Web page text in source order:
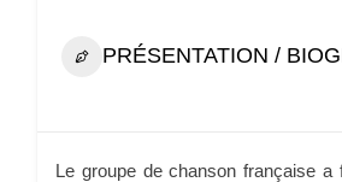
PRÉSENTATION /
Le groupe de chanson française a